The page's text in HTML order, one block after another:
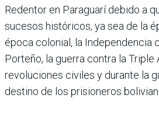
Reden­tor en Paraguarí debido a
sucesos histó­ricos, ya sea de la
época colonial, la Independencia
Porteño, la guerra contra la Triple
revoluciones civiles y durante la
destino de los prisioneros